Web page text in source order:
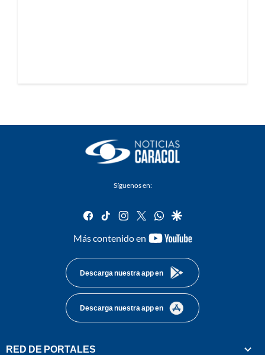
Síguenos en:
facebook
tiktok instagram
twitterwhatsapp
google
Más contenido en
youtube-
Descarga nuestra app en
Descarga nuestra app en
RED DE PORTALES